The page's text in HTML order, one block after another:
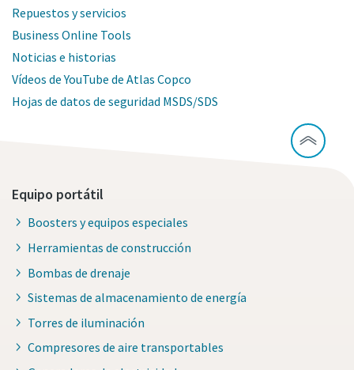
Repuestos y servicios
Business Online Tools
Noticias e historias
Vídeos de YouTube de Atlas Copco
Hojas de datos de seguridad MSDS/SDS
Equipo portátil
Boosters y equipos especiales
Herramientas de construcción
Bombas de drenaje
Sistemas de almacenamiento de energía
Torres de iluminación
Compresores de aire transportables